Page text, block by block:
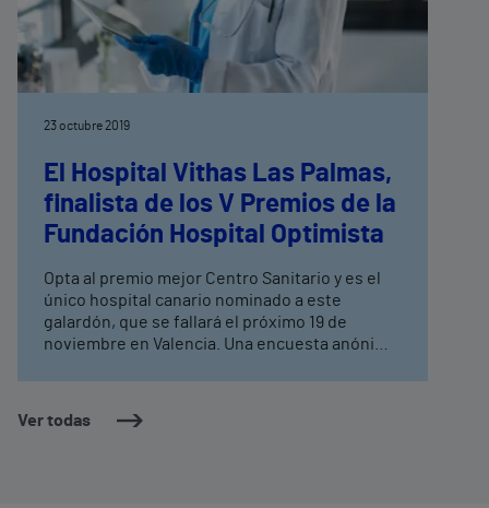
Ver todas
23 octubre 2019
El Hospital Vithas Las Palmas,
finalista de los V Premios de la
Fundación Hospital Optimista
Opta al premio mejor Centro Sanitario y es el
único hospital canario nominado a este
galardón, que se fallará el próximo 19 de
noviembre en Valencia. Una encuesta anónima
estos premios.